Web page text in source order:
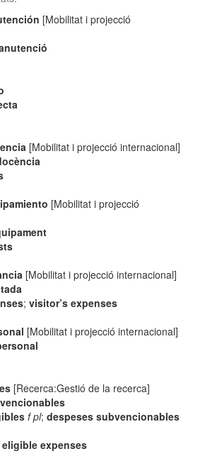
[Mobilitat i projecció
[Mobilitat i projecció internacional]
[Mobilitat i projecció
[Mobilitat i projecció internacional]
;visitor’s expenses
[Mobilitat i projecció internacional]
[Recerca:Gestió de la recerca]
f pl;despeses subvencionables
eligible expenses